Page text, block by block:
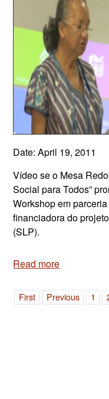
Date: April 19, 2011
Vídeo se o Mesa
Social para Todos”
Workshop em
financiadora do
(SLP).
Read more
First Previous 1